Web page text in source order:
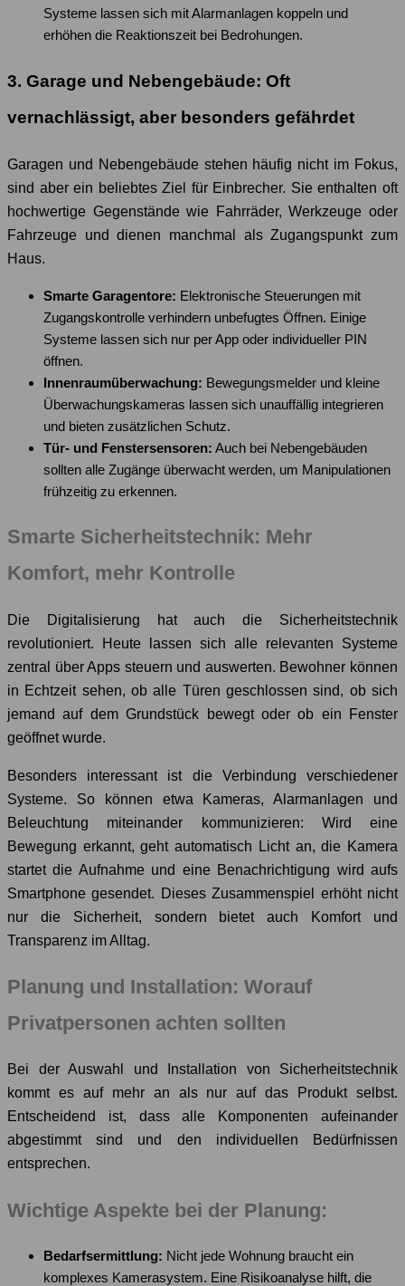
Systeme lassen sich mit Alarmanlagen koppeln und
erhöhen die Reaktionszeit bei Bedrohungen.
3. Garage und Nebengebäude: Oft
vernachlässigt, aber besonders gefährdet
Garagen und Nebengebäude stehen häufig nicht im Fokus,
sind aber ein beliebtes Ziel für Einbrecher. Sie enthalten oft
hochwertige Gegenstände wie Fahrräder, Werkzeuge oder
Fahrzeuge und dienen manchmal als Zugangspunkt zum
Haus.
Smarte Garagentore: Elektronische Steuerungen mit
Zugangskontrolle verhindern unbefugtes Öffnen. Einige
Systeme lassen sich nur per App oder individueller PIN
öffnen.
Innenraumüberwachung: Bewegungsmelder und kleine
Überwachungskameras lassen sich unauffällig integrieren
und bieten zusätzlichen Schutz.
Tür- und Fenstersensoren: Auch bei Nebengebäuden
sollten alle Zugänge überwacht werden, um Manipulationen
frühzeitig zu erkennen.
Smarte Sicherheitstechnik: Mehr
Komfort, mehr Kontrolle
Die Digitalisierung hat auch die Sicherheitstechnik
revolutioniert. Heute lassen sich alle relevanten Systeme
zentral über Apps steuern und auswerten. Bewohner können
in Echtzeit sehen, ob alle Türen geschlossen sind, ob sich
jemand auf dem Grundstück bewegt oder ob ein Fenster
geöffnet wurde.
Besonders interessant ist die Verbindung verschiedener
Systeme. So können etwa Kameras, Alarmanlagen und
Beleuchtung miteinander kommunizieren: Wird eine
Bewegung erkannt, geht automatisch Licht an, die Kamera
startet die Aufnahme und eine Benachrichtigung wird aufs
Smartphone gesendet. Dieses Zusammenspiel erhöht nicht
nur die Sicherheit, sondern bietet auch Komfort und
Transparenz im Alltag.
Planung und Installation: Worauf
Privatpersonen achten sollten
Bei der Auswahl und Installation von Sicherheitstechnik
kommt es auf mehr an als nur auf das Produkt selbst.
Entscheidend ist, dass alle Komponenten aufeinander
abgestimmt sind und den individuellen Bedürfnissen
entsprechen.
Wichtige Aspekte bei der Planung:
Bedarfsermittlung: Nicht jede Wohnung braucht ein
komplexes Kamerasystem. Eine Risikoanalyse hilft, die